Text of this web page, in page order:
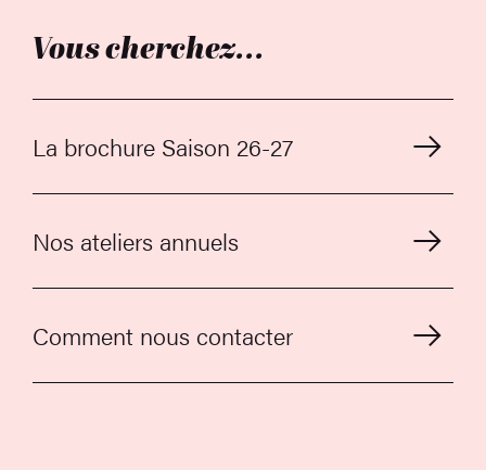
Vous cherchez...
La brochure Saison 26-27
Nos ateliers annuels
Comment nous contacter